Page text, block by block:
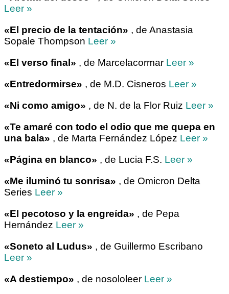
Leer »
«El precio de la tentación» , de Anastasia
Sopale Thompson Leer »
«El verso final» , de Marcelacormar Leer »
«Entredormirse» , de M.D. Cisneros Leer »
«Ni como amigo» , de N. de la Flor Ruiz Leer »
«Te amaré con todo el odio que me quepa en
una bala» , de Marta Fernández López Leer »
«Página en blanco» , de Lucia F.S. Leer »
«Me iluminó tu sonrisa» , de Omicron Delta
Series Leer »
«El pecotoso y la engreída» , de Pepa
Hernández Leer »
«Soneto al Ludus» , de Guillermo Escribano
Leer »
«A destiempo» , de nosololeer Leer »